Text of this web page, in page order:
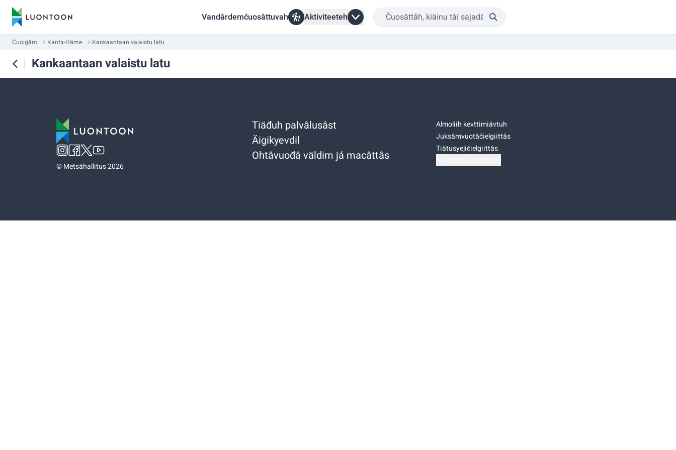
Vandârdemčuosâttuvah Aktiviteeteh
Čuoigâm Kanta-Häme Kankaantaan valaistu latu
Kankaantaan valaistu latu
©Metsähallitus 2026
Tiäđuh palvâlusâst
Äigikyevdil
Ohtâvuođâ väldim já macâttâs
Almoliih kevttimiävtuh
Juksâmvuotâčielgiittâs
Tiätusyejičielgiittâs